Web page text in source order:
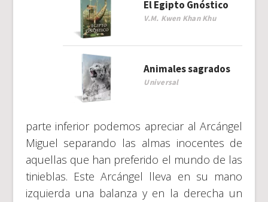
El Egipto Gnóstico
V.M. Kwen Khan Khu
Animales sagrados
Universal
parte inferior podemos apreciar al Arcángel
Miguel separando las almas inocentes de
aquellas que han preferido el mundo de las
tinieblas. Este Arcángel lleva en su mano
izquierda una balanza y en la derecha un